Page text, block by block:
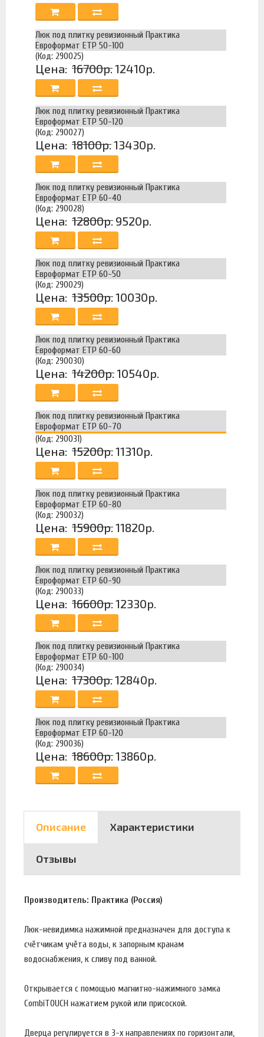
Люк под плитку ревизионный Практика
Евроформат ЕТР 50-100
(Код: 290025)
Цена: 16700р.12410р.
Люк под плитку ревизионный Практика
Евроформат ЕТР 50-120
(Код: 290027)
Цена: 18100р.13430р.
Люк под плитку ревизионный Практика
Евроформат ЕТР 60-40
(Код: 290028)
Цена: 12800р. 9520р.
Люк под плитку ревизионный Практика
Евроформат ЕТР 60-50
(Код: 290029)
Цена: 13500р.10030р.
Люк под плитку ревизионный Практика
Евроформат ЕТР 60-60
(Код: 290030)
Цена: 14200р.10540р.
Люк под плитку ревизионный Практика
Евроформат ЕТР 60-70
(Код: 290031)
Цена: 15200р.11310р.
Люк под плитку ревизионный Практика
Евроформат ЕТР 60-80
(Код: 290032)
Цена: 15900р.11820р.
Люк под плитку ревизионный Практика
Евроформат ЕТР 60-90
(Код: 290033)
Цена: 16600р.12330р.
Люк под плитку ревизионный Практика
Евроформат ЕТР 60-100
(Код: 290034)
Цена: 17300р.12840р.
Люк под плитку ревизионный Практика
Евроформат ЕТР 60-120
(Код: 290036)
Цена: 18600р.13860р.
Описание Характеристики
Отзывы
Производитель: Практика (Россия)
Люк-невидимка нажимной предназначен для доступа к
счётчикам учёта воды, к запорным кранам
водоснабжения, к сливу под ванной.
Открывается с помощью магнитно-нажимного замка
CombiTOUCH нажатием рукой или присоской.
Дверца регулируется в 3-х направлениях по горизонтали,